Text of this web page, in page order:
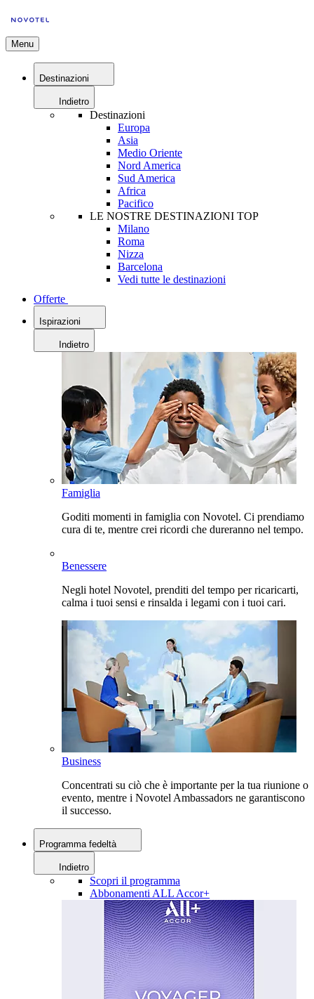
Menu
Destinazioni
Indietro
Destinazioni
Europa
Asia
Medio Oriente
Nord America
Sud America
Africa
Pacifico
LE NOSTRE DESTINAZIONI TOP
Milano
Roma
Nizza
Barcelona
Vedi tutte le destinazioni
Offerte
Ispirazioni
Indietro
Famiglia
Goditi momenti in famiglia con Novotel. Ci prendiamo
cura di te, mentre crei ricordi che dureranno nel tempo.
Benessere
Negli hotel Novotel, prenditi del tempo per ricaricarti,
calma i tuoi sensi e rinsalda i legami con i tuoi cari.
Business
Concentrati su ciò che è importante per la tua riunione o
evento, mentre i Novotel Ambassadors ne garantiscono
il successo.
Programma fedeltà
Indietro
Scopri il programma
Abbonamenti ALL Accor+